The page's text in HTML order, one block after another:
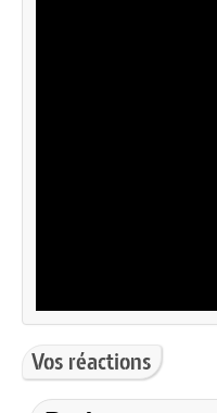
Vos réactions